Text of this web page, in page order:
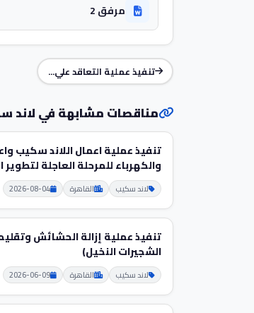
مرفق 2
تنفيذ عملية التعاقد علي...
مناقصات مشابهة في لاند
تنفيذ عملية اعمال اللاند سكيب
والكهرباء للمرحلة العاجلة
لاند سكيب القاهرة 2026-08-04
تنفيذ عملية إزالة الحشائش
الشجيرات النخيل)
لاند سكيب القاهرة 2026-06-09